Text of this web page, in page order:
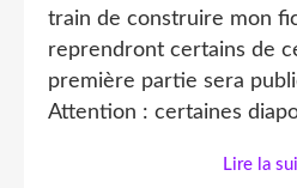
train de construire mon
reprendront certains de
première partie sera
Attention : certaines
Lire la